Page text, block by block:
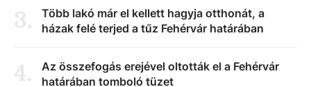
3.
Több lakó már el kellett hagyja otthonát, a
házak felé terjed a tűz Fehérvár határában
4.
Az összefogás erejével oltották el a Fehérvár
határában tomboló tüzet